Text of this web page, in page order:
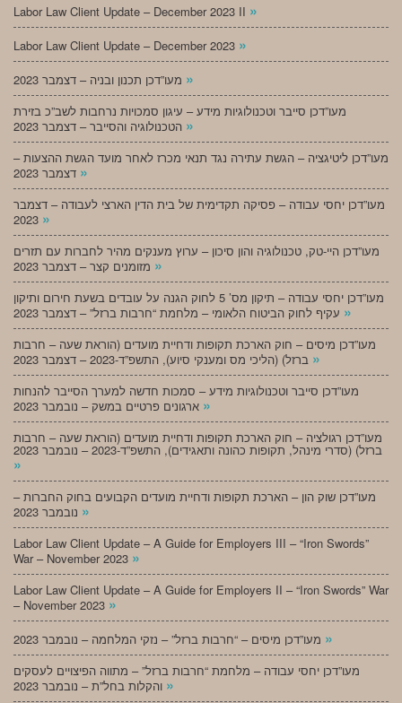
Labor Law Client Update – December 2023 II »
Labor Law Client Update – December 2023 »
»
מעו”דכן סייבר וטכנולוגיות מידע – עיגון סמכויות נרחבות לשב”כ בזירת
»
מעו”דכן ליטיגציה – הגשת עתירה נגד תנאי מכרז לאחר מועד הגשת ההצעות –
»
מעו”דכן יחסי עבודה – פסיקה תקדימית של בית הדין הארצי לעבודה – דצמבר
»
מעו”דכן היי-טק, טכנולוגיה והון סיכון – ערוץ מענקים מהיר לחברות עם תזרים
»
מעו”דכן יחסי עבודה – תיקון מס’ 5 לחוק הגנה על עובדים בשעת חירום ותיקון
»
מעו”דכן מיסים – חוק הארכת תקופות ודחיית מועדים (הוראת שעה – חרבות
»
מעו”דכן סייבר וטכנולוגיות מידע – סמכות חדשה למערך הסייבר להנחות
»
מעו”דכן רגולציה – חוק הארכת תקופות ודחיית מועדים (הוראת שעה – חרבות
ברזל) (סדרי מינהל, תקופות כהונה ותאגידים), התשפ”ד-2023 – נובמבר 2023
»
מעו”דכן שוק הון – הארכת תקופות ודחיית מועדים הקבועים בחוק החברות –
»
Labor Law Client Update – A Guide for Employers III – “Iron Swords”
War – November 2023 »
Labor Law Client Update – A Guide for Employers II – “Iron Swords” War
– November 2023 »
»
מעו”דכן יחסי עבודה – מלחמת “חרבות ברזל” – מתווה הפיצויים לעסקים
»